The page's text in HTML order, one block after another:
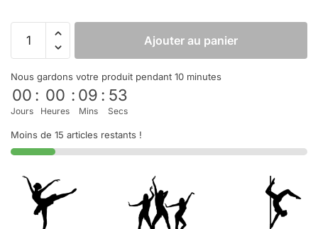
Ajouter au panier
Nous gardons votre produit pendant 10 minutes
00
Jours
: 00
Heures
: 09
Mins
: 52
Secs
Moins de 15 articles restants !